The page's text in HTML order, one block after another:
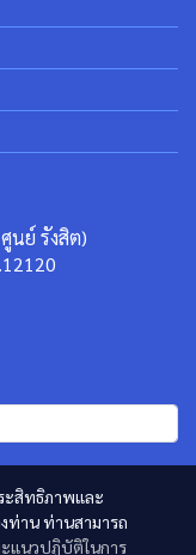
ะสิทธิภาพและ
ท่าน ท่านสามารถ
แนวปฏิบัติในการ
นย์ รังสิต)